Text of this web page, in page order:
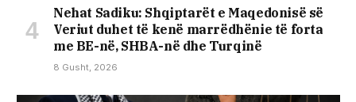
Nehat Sadiku: Shqiptarët e Maqedonisë së
Veriut duhet të kenë marrëdhënie të forta
me BE-në, SHBA-në dhe Turqinë
8 Gusht, 2026